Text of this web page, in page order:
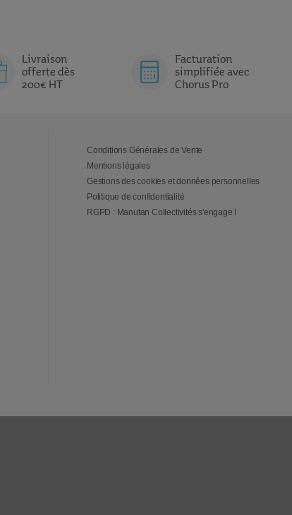
Livraison
offerte dès
200€ HT
Facturation
simplifiée avec
Chorus Pro
Conditions Générales de Vente
Mentions légales
Gestions des cookies et données personnelles
Politique de confidentialité
RGPD : Manutan Collectivités s'engage !